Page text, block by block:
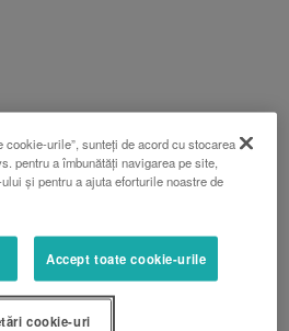
cookie-urile”, sunteți de acord cu stocarea
pentru a îmbunătăți navigarea pe site,
și pentru a ajuta eforturile noastre de
Accept toate cookie-urile
cookie-uri